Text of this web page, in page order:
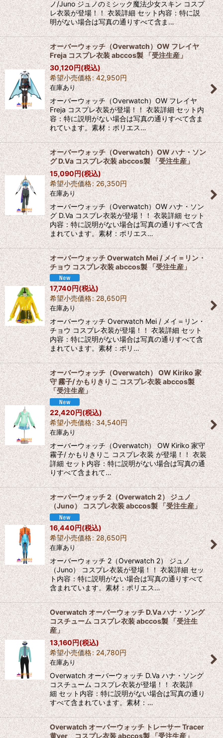
ノ/Juno ジュノのミシック魔法少女スキン コスプ
レ衣装が登場！！ 衣装詳細 セット内容：特に説
明がない場合は写真の通りすべて含ま…
オーバーウォッチ（Overwatch）OW フレイヤ
Freja コスプレ衣装 abccos製 「受注生産」
30,120円(税込)
希望小売価格: 42,950円
在庫あり
オーバーウォッチ（Overwatch）OW フレイヤ
Freja コスプレ衣装が登場！！ 衣装詳細 セット内
容：特に説明がない場合は写真の通りすべて含ま
れています。素材：ポリエス…
オーバーウォッチ（Overwatch）OW ハナ・ソン
グ D.Va コスプレ衣装 abccos製 「受注生産」
15,090円(税込)
希望小売価格: 26,350円
在庫あり
オーバーウォッチ（Overwatch）OW ハナ・ソン
グ D.Va コスプレ衣装が登場！！ 衣装詳細 セット
内容：特に説明がない場合は写真の通りすべて含
まれています。素材：ポリエス…
オーバーウォッチ Overwatch Mei / メイ＝リン・
チョウ コスプレ衣装 abccos製 「受注生産」
17,740円(税込)
希望小売価格: 28,650円
在庫あり
オーバーウォッチ Overwatch Mei / メイ＝リン・
チョウ コスプレ衣装が登場！！ 衣装詳細 セット
内容：特に説明がない場合は写真の通りすべて含
まれています。素材：ポリ…
オーバーウォッチ（Overwatch） OW Kiriko 家
守 霧子/ かもりきりこ コスプレ衣装 abccos製
「受注生産」
22,420円(税込)
希望小売価格: 34,540円
在庫あり
オーバーウォッチ（Overwatch） OW Kiriko 家守
霧子/ かもりきりこ コスプレ衣装 が登場！！ 衣装
詳細 セット内容：特に説明がない場合は写真の通
りすべて含まれて…
オーバーウォッチ 2（Overwatch 2） ジュノ
（Juno） コスプレ衣装 abccos製 「受注生産」
16,440円(税込)
希望小売価格: 28,650円
在庫あり
オーバーウォッチ 2（Overwatch 2） ジュノ
（Juno） コスプレ衣装が登場！！ 衣装詳細 セッ
ト内容：特に説明がない場合は写真の通りすべて
含まれています。素材：ポリエス…
Overwatch オーバーウォッチ D.Va ハナ・ソング
コスチューム コスプレ衣装 abccos製 「受注生
産」
13,160円(税込)
希望小売価格: 24,780円
在庫あり
Overwatch オーバーウォッチ D.Va ハナ・ソング
コスチューム コスプレ衣装が登場！！ 衣装詳
細 セット内容：特に説明がない場合は写真の通り
すべて含まれています。素材：…
Overwatch オーバーウォッチ トレーサー Tracer
黄ver コスプレ衣装 abccos製 「受注生産」